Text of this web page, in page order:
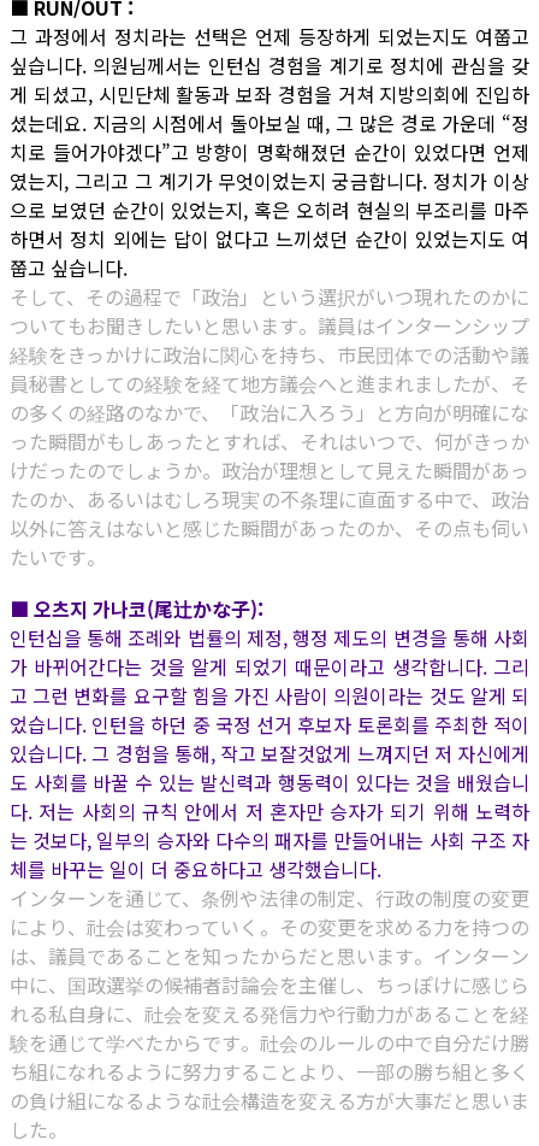
■ RUN/OUT :
그 과정에서 정치라는 선택은 언제 등장하게 되었는지도 여쭙고
싶습니다. 의원님께서는 인턴십 경험을 계기로 정치에 관심을 갖
게 되셨고, 시민단체 활동과 보좌 경험을 거쳐 지방의회에 진입하
셨는데요. 지금의 시점에서 돌아보실 때, 그 많은 경로 가운데 “정
치로 들어가야겠다”고 방향이 명확해졌던 순간이 있었다면 언제
였는지, 그리고 그 계기가 무엇이었는지 궁금합니다. 정치가 이상
으로 보였던 순간이 있었는지, 혹은 오히려 현실의 부조리를 마주
하면서 정치 외에는 답이 없다고 느끼셨던 순간이 있었는지도 여
쭙고 싶습니다.
そして、その過程で「政治」という選択がいつ現れたのかに
ついてもお聞きしたいと思います。議員はインターンシップ
経験をきっかけに政治に関心を持ち、市民団体での活動や議
員秘書としての経験を経て地方議会へと進まれましたが、そ
の多くの経路のなかで、「政治に入ろう」と方向が明確にな
った瞬間がもしあったとすれば、それはいつで、何がきっか
けだったのでしょうか。政治が理想として見えた瞬間があっ
たのか、あるいはむしろ現実の不条理に直面する中で、政治
以外に答えはないと感じた瞬間があったのか、その点も伺い
たいです。
■ 오츠지 가나코(尾辻かな子):
인턴십을 통해 조례와 법률의 제정, 행정 제도의 변경을 통해 사회
가 바뀌어간다는 것을 알게 되었기 때문이라고 생각합니다. 그리
고 그런 변화를 요구할 힘을 가진 사람이 의원이라는 것도 알게 되
었습니다. 인턴을 하던 중 국정 선거 후보자 토론회를 주최한 적이
있습니다. 그 경험을 통해, 작고 보잘것없게 느껴지던 저 자신에게
도 사회를 바꿀 수 있는 발신력과 행동력이 있다는 것을 배웠습니
다. 저는 사회의 규칙 안에서 저 혼자만 승자가 되기 위해 노력하
는 것보다, 일부의 승자와 다수의 패자를 만들어내는 사회 구조 자
체를 바꾸는 일이 더 중요하다고 생각했습니다.
インターンを通じて、条例や法律の制定、行政の制度の変更
により、社会は変わっていく。その変更を求める力を持つの
は、議員であることを知ったからだと思います。インターン
中に、国政選挙の候補者討論会を主催し、ちっぽけに感じら
れる私自身に、社会を変える発信力や行動力があることを経
験を通じて学べたからです。社会のルールの中で自分だけ勝
ち組になれるように努力することより、一部の勝ち組と多く
の負け組になるような社会構造を変える方が大事だと思いま
した。